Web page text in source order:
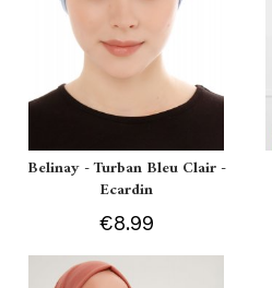
Belinay - Turban Bleu Clair -
Ecardin
€8.99